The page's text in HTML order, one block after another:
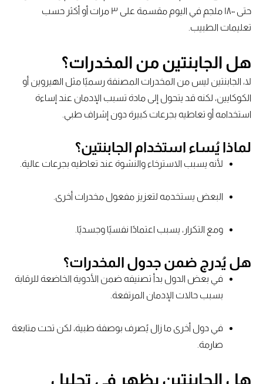
حتى ١٨٠٠ ملجم في اليوم مقسمة على ٣ مرات أو أكثر حسب
تعليمات الطبيب.
هل الجابنتين من المخدرات؟
لا، الجابنتين ليس من المخدرات المصنفة رسميًا مثل الهيروين أو
الكوكايين، لكنه قد يتحول إلى مادة تسبب الإدمان عند إساءة
استخدامه أو تعاطيه بجرعات كبيرة دون إشراف طبي.
لماذا يُساء استخدام الجابنتين؟
لأنه يسبب الاسترخاء والنشوة عند تعاطيه بجرعات عالية.
البعض يستخدمه لتعزيز مفعول مخدرات أخرى.
ومع التكرار، يسبب اعتمادًا نفسيًا وجسديًا.
هل يُدرج ضمن جدول المخدرات؟
في بعض الدول بدأ تصنيفه ضمن الأدوية الخاضعة للرقابة
بسبب حالات الإدمان المرتفعة.
في دول أخرى ما زال يُصرف بوصفة طبية، لكن تحت متابعة
صارمة.
هل الجابنتين يظهر في تحليل